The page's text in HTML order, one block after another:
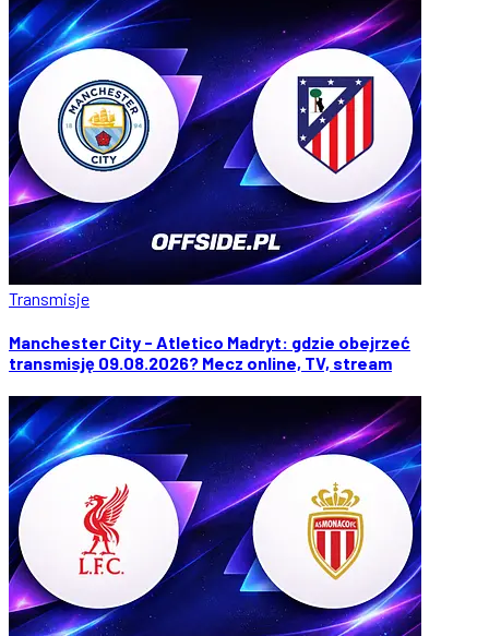
Transmisje
Manchester City - Atletico Madryt: gdzie obejrzeć
transmisję 09.08.2026? Mecz online, TV, stream